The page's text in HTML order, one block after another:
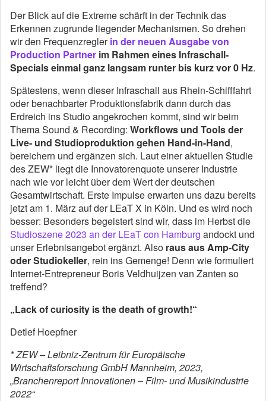
Der Blick auf die Extreme schärft in der Technik das
Erkennen zugrunde liegender Mechanismen. So drehen
wir den Frequenzreglerin der neuen Ausgabe von
Production Partner im Rahmen eines Infraschall-
Specials einmal ganz langsam runter bis kurz vor 0 Hz.
Spätestens, wenn dieser Infraschall aus Rhein-Schifffahrt
oder benachbarter Produktionsfabrik dann durch das
Erdreich ins Studio angekrochen kommt, sind wir beim
Thema Sound & Recording: Workflows und Tools der
Live- und Studioproduktion gehen Hand-in-Hand,
bereichern und ergänzen sich. Laut einer aktuellen Studie
des ZEW* liegt die Innovatorenquote unserer Industrie
nach wie vor leicht über dem Wert der deutschen
Gesamtwirtschaft. Erste Impulse erwarten uns dazu bereits
jetzt am 1. März auf der LEaT X in Köln. Und es wird noch
besser: Besonders begeistert sind wir, dass im Herbst die
Studioszene 2023 an der LEaT con Hamburg andockt und
unser Erlebnisangebot ergänzt. Also raus aus Amp-City
oder Studiokeller, rein ins Gemenge! Denn wie formuliert
Internet-Entrepreneur Boris Veldhuijzen van Zanten so
treffend?
„Lack of curiosity is the death of growth!“
Detlef Hoepfner
* ZEW – Leibniz-Zentrum für Europäische
Wirtschaftsforschung GmbH Mannheim, 2023,
„Branchenreport Innovationen – Film- und Musikindustrie
2022“